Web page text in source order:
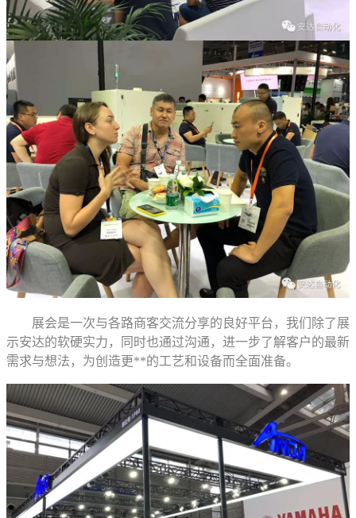
展会是一次与各路商客交流分享的良好平台，我们除了展
示安达的软硬实力，同时也通过沟通，进一步了解客户的最新
需求与想法，为创造更**的工艺和设备而全面准备。